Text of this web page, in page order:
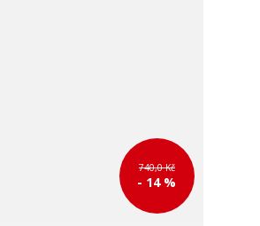
740,0 Kč
- 14 %